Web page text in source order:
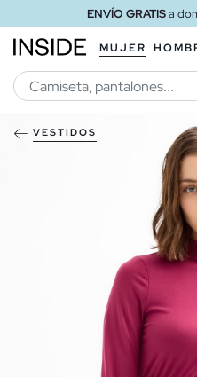
ENVÍO GRATISa
MUJER
VESTIDOS